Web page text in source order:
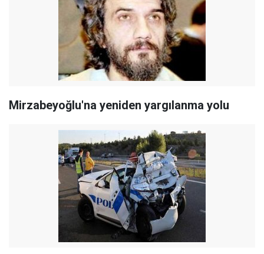
Mirzabeyoğlu'na yeniden yargılanma yolu